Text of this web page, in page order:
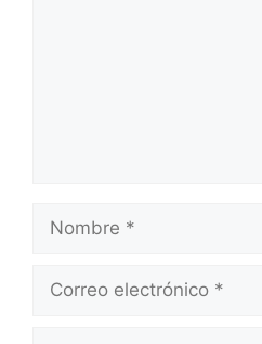
Nombre
Correo
Web